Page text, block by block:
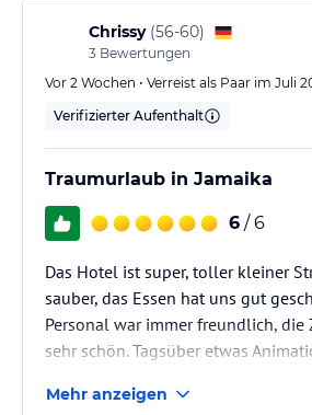
Chrissy (56-60)
3 Bewertungen
Vor 2 Wochen • Verreist als Paar im Juli
Verifizierter Aufenthalt
Traumurlaub in Jamaika
6 / 6
Das Hotel ist super, toller kleiner
sauber, das Essen hat uns gut
Personal war immer freundlich, die
sehr schön. Tagsüber etwas
Fälle verbesserungsfähig, z.B. Disco
Mehr anzeigen